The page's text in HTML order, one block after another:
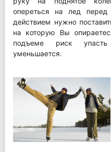
опереться на лед
действием нужно
на которую Вы
подъеме риск
уменьшается.